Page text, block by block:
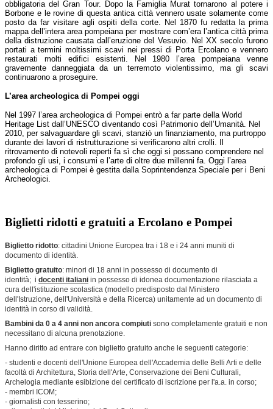
obbligatoria del Gran Tour. Dopo la Famiglia Murat tornarono al potere i
Borbone e le rovine di questa antica città vennero usate solamente come
posto da far visitare agli ospiti della corte. Nel 1870 fu redatta la prima
mappa dell’intera area pompeiana per mostrare com’era l’antica città prima
della distruzione causata dall’eruzione del Vesuvio. Nel XX secolo furono
portati a termini moltissimi scavi nei pressi di Porta Ercolano e vennero
restaurati molti edifici esistenti. Nel 1980 l’area pompeiana venne
gravemente danneggiata da un terremoto violentissimo, ma gli scavi
continuarono a proseguire.
L’area archeologica di Pompei oggi
Nel 1997 l’area archeologica di Pompei entrò a far parte della World
Heritage List dall’UNESCO diventando così Patrimonio dell’Umanità. Nel
2010, per salvaguardare gli scavi, stanziò un finanziamento, ma purtroppo
durante dei lavori di ristrutturazione si verificarono altri crolli. Il
ritrovamento di notevoli reperti fa sì che oggi si possano comprendere nel
profondo gli usi, i consumi e l’arte di oltre due millenni fa. Oggi l’area
archeologica di Pompei è gestita dalla Soprintendenza Speciale per i Beni
Archeologici.
Biglietti ridotti e gratuiti a Ercolano e Pompei
Biglietto ridotto: cittadini Unione Europea tra i 18 e i 24 anni muniti di
documento di identità.
Biglietto gratuito: minori di 18 anni in possesso di documento di
identità; i docenti italiani in possesso di idonea documentazione rilasciata a
cura dell'istituzione scolastica (modello predisposto dal Ministero
dell'Istruzione, dell'Università e della Ricerca) unitamente ad un documento di
identità in corso di validità.
Bambini da 0 a 4 anni non ancora compiuti sono completamente gratuiti e non
necessitano di alcuna prenotazione.
Hanno diritto ad entrare con biglietto gratuito anche le seguenti categorie:
- studenti e docenti dell'Unione Europea dell'Accademia delle Belli Arti e delle
facoltà di Architettura, Storia dell'Arte, Conservazione dei Beni Culturali,
Archelogia mediante esibizione del certificato di iscrizione per l'a.a. in corso;
- membri ICOM;
- giornalisti con tesserino;